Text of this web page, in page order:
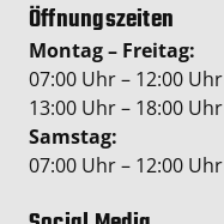
Öffnungszeiten
Montag – Freitag:
07:00 Uhr – 12:00 Uhr
13:00 Uhr – 18:00 Uhr
Samstag:
07:00 Uhr – 12:00 Uhr